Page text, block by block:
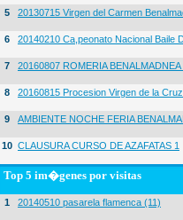
5 20130715 Virgen del Carmen
6 20140210 Ca,peonato Nacional Baile
7 20160807 ROMERIA
8 20160815 Procesion Virgen de la
9 AMBIENTE NOCHE FERIA
10 CLAUSURA CURSO DE AZAFATAS 1
Top 5 im�genes por visitas
1 20140510 pasarela flamenca (11)